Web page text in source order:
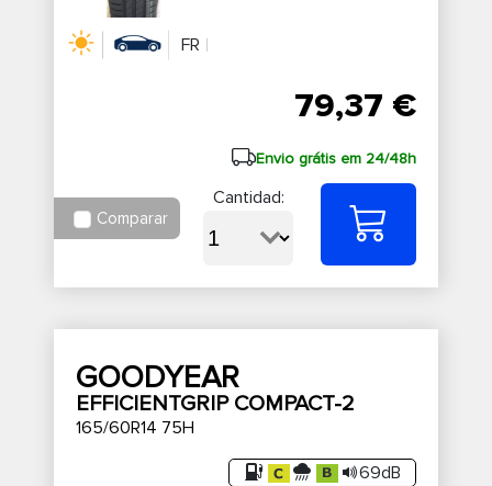
FR
79,37 €
Envio grátis em 24/48h
Comparar
Cantidad:
GOODYEAR
EFFICIENTGRIP COMPACT-2
165/60R14 75H
69dB